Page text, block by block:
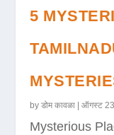
5
byडोम कावळा |ऑगस्ट
Mysterious